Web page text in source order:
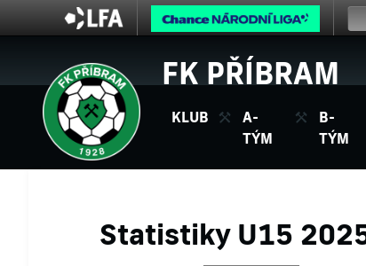
FK PŘÍBRAM
KLUB
A-
TÝM
B-
TÝM
Statistiky U15